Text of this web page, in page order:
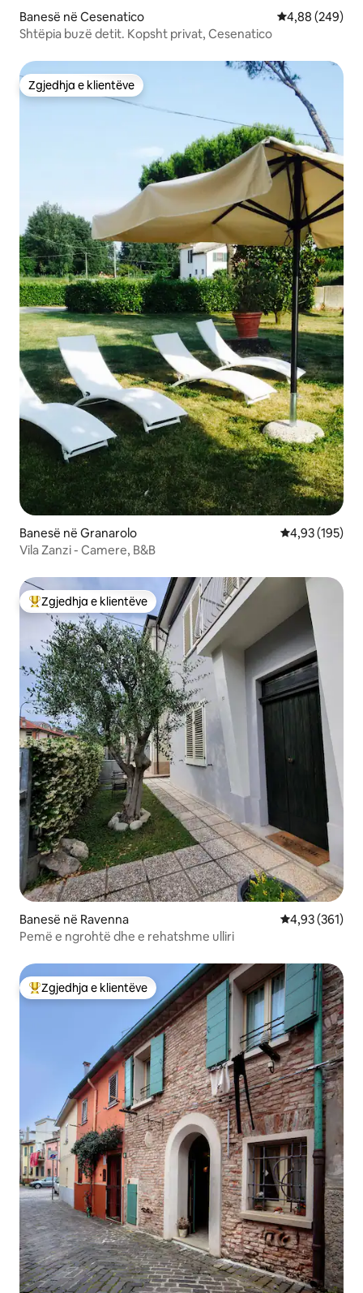
Banesë në Cesenatico Vlerësimi
4,88 (249)
Shtëpia buzë detit. Kopsht privat, Cesenatico
Zgjedhja e klientëve
Zgjedhja e klientëve
Banesë në Granarolo Vlerësimi
4,93 (195)
Vila Zanzi - Camere, B&B
Më të mirat e zgjedhjeve të klientëve
Zgjedhja e klientëve
Banesë në Ravenna Vlerësimi
4,93 (361)
Pemë e ngrohtë dhe e rehatshme ulliri
Më të mirat e zgjedhjeve të klientëve
Zgjedhja e klientëve